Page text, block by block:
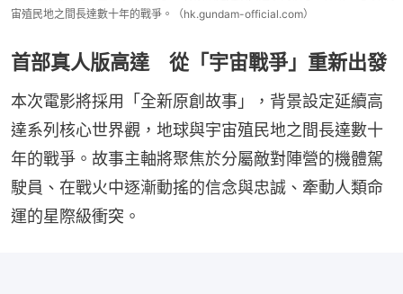
宙殖民地之間長達數十年的戰爭。（hk.gundam-official.com）
首部真人版高達 從「宇宙戰爭」重新出發
本次電影將採用「全新原創故事」，背景設定延續高
達系列核心世界觀，地球與宇宙殖民地之間長達數十
年的戰爭。故事主軸將聚焦於分屬敵對陣營的機體駕
駛員、在戰火中逐漸動搖的信念與忠誠、牽動人類命
運的星際級衝突。